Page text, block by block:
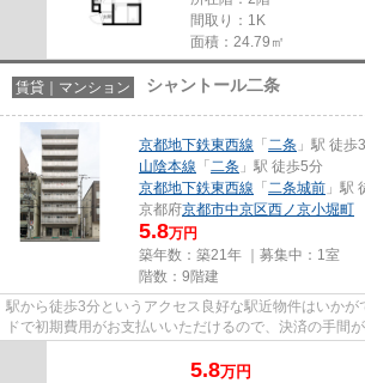
間取り：1K
面積：24.79㎡
賃貸｜マンション シャントール二条
京都地下鉄東西線 「 二条 」駅 徒歩
山陰本線 「 二条 」駅 徒歩5分
京都地下鉄東西線 「 二条城前 」駅
京都府京都市中京区西ノ京小堀町
5.8万円
築年数：築21年 ｜募集中： 1室
階数：9階建
駅から徒歩3分というアクセス良好な駅近物件はいかが
ドで初期費用がお支払いいただけるので、決済の手間
5.8万円